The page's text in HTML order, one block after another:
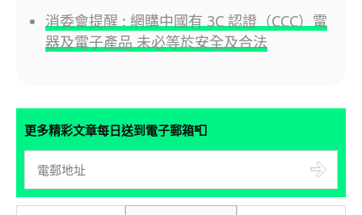
消委會提醒 : 網購中國有 3C 認證（CCC）電
器及電子產品 未必等於安全及合法
更多精彩文章每日送到電子郵箱📮